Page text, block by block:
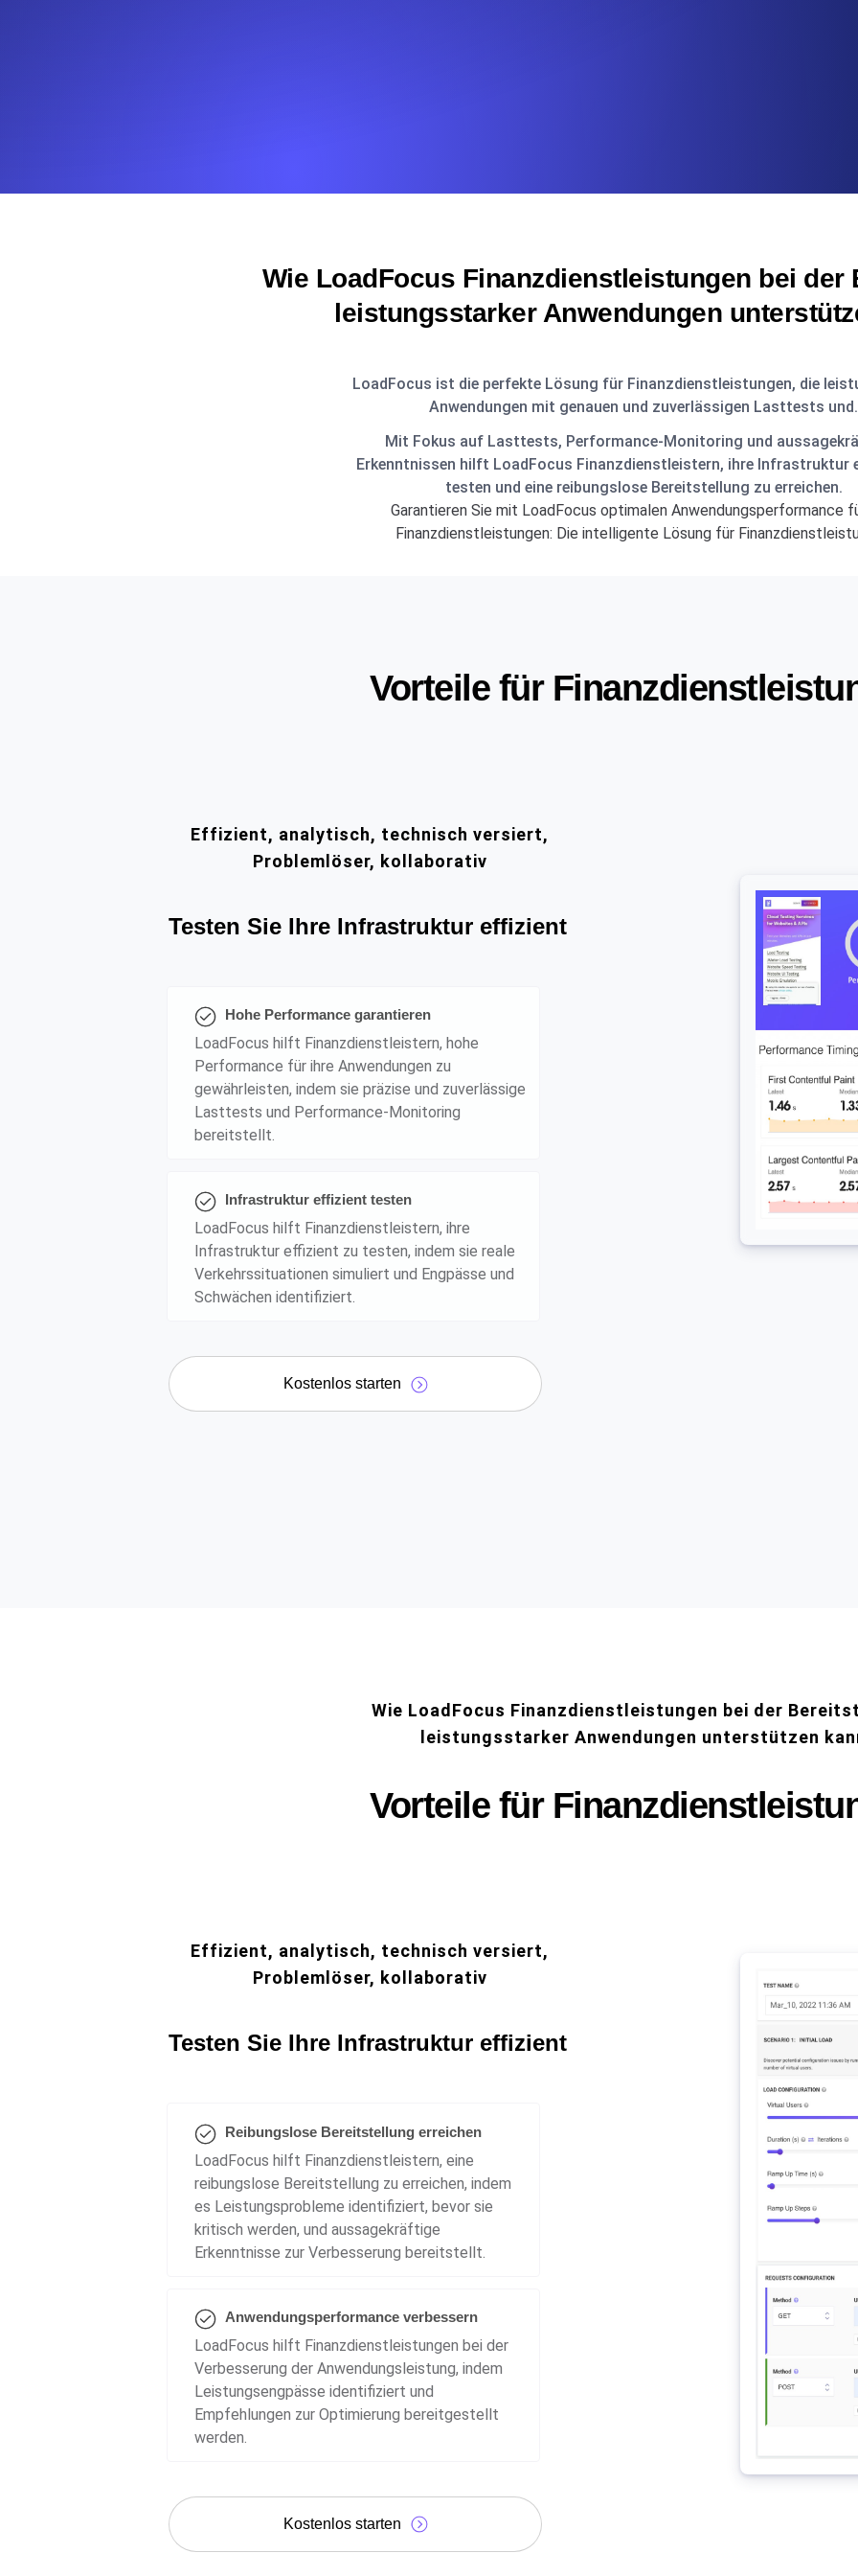
Wie LoadFocus Finanzdienstleistungen bei der
leistungsstarker Anwendungen
LoadFocus ist die perfekte Lösung für Finanzdienstleistungen, die
Anwendungen mit genauen und zuverlässigen Lasttests und.
Mit Fokus auf Lasttests, Performance-Monitoring und
Erkenntnissen hilft LoadFocus Finanzdienstleistern, ihre Infrastruktur
testen und eine reibungslose Bereitstellung zu erreichen.
Garantieren Sie mit LoadFocus optimalen Anwendungsperformance
Finanzdienstleistungen: Die intelligente Lösung für
Vorteile für
Effizient, analytisch, technisch versiert,
Problemlöser, kollaborativ
Testen Sie Ihre Infrastruktur effizient
Hohe Performance garantieren
LoadFocus hilft Finanzdienstleistern, hohe
Performance für ihre Anwendungen zu
gewährleisten, indem sie präzise und zuverlässige
Lasttests und Performance-Monitoring
bereitstellt.
Infrastruktur effizient testen
LoadFocus hilft Finanzdienstleistern, ihre
Infrastruktur effizient zu testen, indem sie reale
Verkehrssituationen simuliert und Engpässe und
Schwächen identifiziert.
Kostenlos starten
Wie LoadFocus Finanzdienstleistungen bei der
leistungsstarker Anwendungen unterstützen
Vorteile für
Effizient, analytisch, technisch versiert,
Problemlöser, kollaborativ
Testen Sie Ihre Infrastruktur effizient
Reibungslose Bereitstellung erreichen
LoadFocus hilft Finanzdienstleistern, eine
reibungslose Bereitstellung zu erreichen, indem
es Leistungsprobleme identifiziert, bevor sie
kritisch werden, und aussagekräftige
Erkenntnisse zur Verbesserung bereitstellt.
Anwendungsperformance verbessern
LoadFocus hilft Finanzdienstleistungen bei der
Verbesserung der Anwendungsleistung, indem
Leistungsengpässe identifiziert und
Empfehlungen zur Optimierung bereitgestellt
werden.
Kostenlos starten